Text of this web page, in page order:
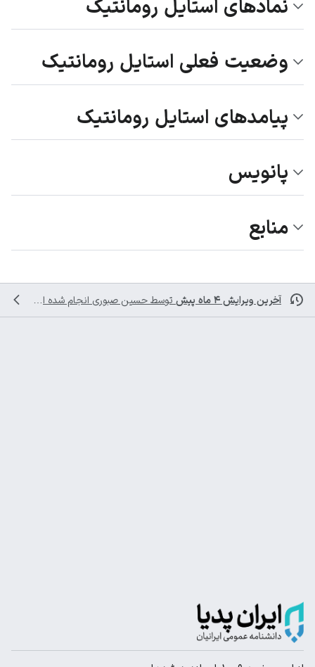
نمادهای استایل رومانتیک
وضعیت فعلی استایل رومانتیک
پیامدهای استایل رومانتیک
پانویس
منابع
آخرین ویرایش ۴ ماه پیش توسط حسین صبوری انجام شده است